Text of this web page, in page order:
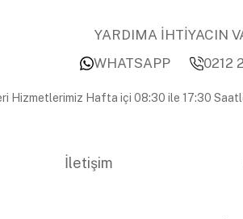
YARDIMA İHTİYACIN
WHATSAPP
0212
Hizmetlerimiz Hafta içi 08:30 ile 17:30
İletişim